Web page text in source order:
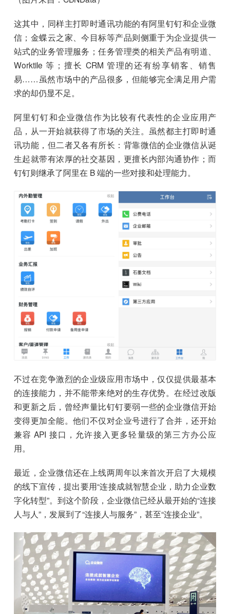
这其中，同样主打即时通讯功能的有阿里钉钉和企业微
信；金蝶云之家、今目标等产品则侧重于为企业提供一
站式的业务管理服务；任务管理类的相关产品有明道、
Worktile 等；擅长 CRM 管理的还有纷享销客、销售
易……虽然市场中的产品很多，但能够完全满足用户需
求的却仍显不足。
阿里钉钉和企业微信作为比较有代表性的企业应用产
品，从一开始就获得了市场的关注。虽然都主打即时通
讯功能，但二者又各有所长：背靠微信的企业微信从诞
生起就带有浓厚的社交基因，更擅长内部沟通协作；而
钉钉则继承了阿里在 B 端的一些对接和处理能力。
不过在竞争激烈的企业级应用市场中，仅仅提供最基本
的连接能力，并不能带来绝对的生存优势。在经过改版
和更新之后，曾经声量比钉钉要弱一些的企业微信开始
变得更加全能。他们不仅对企业号进行了合并，还开始
兼容 API 接口，允许接入更多轻量级的第三方办公应
用。
最近，企业微信还在上线两周年以来首次开启了大规模
的线下宣传，提出要用“连接成就智慧企业，助力企业数
字化转型”。到这个阶段，企业微信已经从最开始的“连接
人与人”，发展到了“连接人与服务”，甚至“连接企业”。